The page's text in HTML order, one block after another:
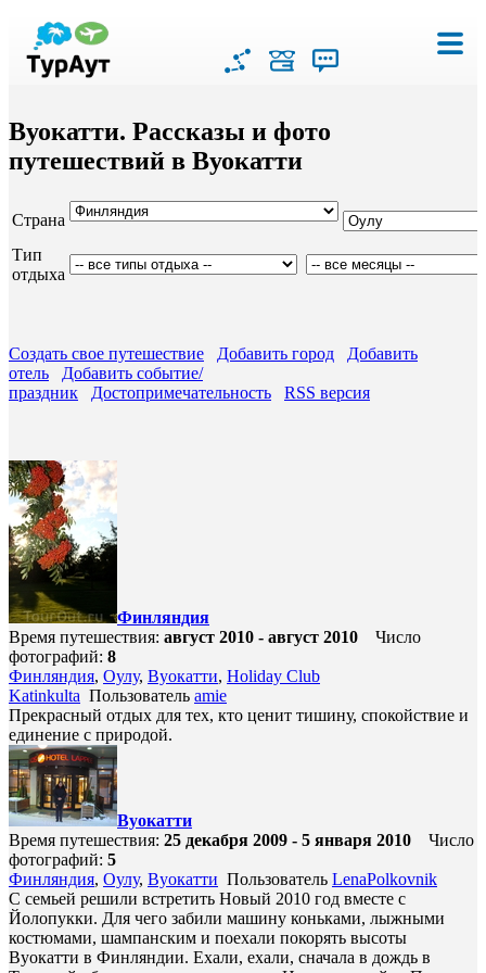
Вуокатти. Рассказы и фото
путешествий в Вуокатти
Страна
Тип
отдыха
Создать свое путешествие Добавить город
Добавить
отель
Добавить событие/
праздник
Достопримечательность RSS версия
Финляндия
Время путешествия: август 2010 - август 2010 Число
фотографий: 8
Финляндия, Оулу, Вуокатти, Holiday Club
Katinkulta Пользователь amie
Прекрасный отдых для тех, кто ценит тишину, спокойствие и
единение с природой.
Вуокатти
Время путешествия: 25 декабря 2009 - 5 января 2010 Число
фотографий: 5
Финляндия, Оулу, Вуокатти Пользователь LenaPolkovnik
С семьей решили встретить Новый 2010 год вместе с
Йолопукки. Для чего забили машину коньками, лыжными
костюмами, шампанским и поехали покорять высоты
Вуокатти в Финляндии. Ехали, ехали, сначала в дождь в